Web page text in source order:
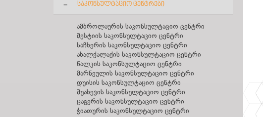
თბილისის იურიდიული დახმარების ბიურო
მცხეთის იურიდიული დახმარების ბიურო
თელავის იურიდიული დახმარების ბიურო
სიღნაღის იურიდიული დახმარების ბიურო
რუსთავის იურიდიული დახმარების ბიურო
გორის იურიდიული დახმარების ბიურო
ახალციხის იურიდიული დახმარების ბიურო
ზესტაფონის იურიდიული დახმარების
ბიურო
ქუთაისის იურიდიული დახმარების ბიურო
ზუგდიდის იურიდიული დახმარების ბიურო
ფოთის იურიდიული დახმარების ბიურო
საკონსულტაციო ცენტრები
ამბროლაურის საკონსულტაციო ცენტრი
მესტიის საკონსულტაციო ცენტრი
საჩხერის საკონსულტაციო ცენტრი
ახალქალაქის საკონსულტაციო ცენტრი
წალკის საკონსულტაციო ცენტრი
მარნეულის საკონსულტაციო ცენტრი
დუისის საკონსულტაციო ცენტრი
შუახევის საკონსულტაციო ცენტრი
ცაგერის საკონსულტაციო ცენტრი
ჭიათურის საკონსულტაციო ცენტრი